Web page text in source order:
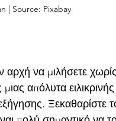
| Source: Pixabay
να μιλήσετε
απόλυτα
Ξεκαθαρίστε